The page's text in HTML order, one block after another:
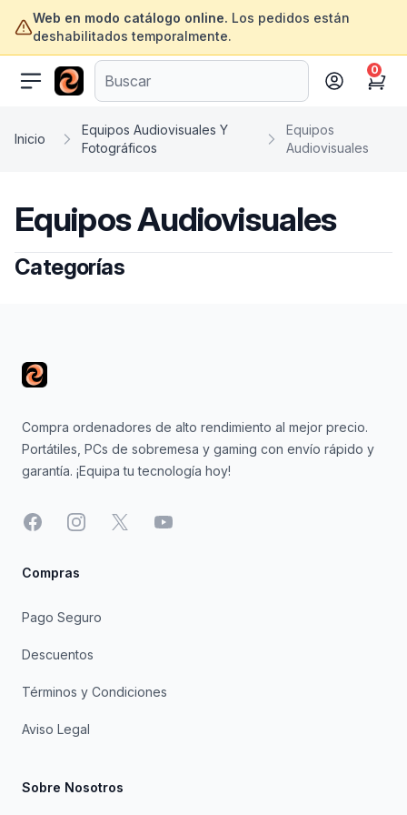
Web en modo catálogo online. Los pedidos están
deshabilitados temporalmente.
ofertasinformatica.com
Cart
0
Inicio
Equipos Audiovisuales Y
Fotográficos
Equipos
Audiovisuales
Equipos Audiovisuales
Categorías
Compra ordenadores de alto rendimiento al mejor precio.
Portátiles, PCs de sobremesa y gaming con envío rápido y
garantía. ¡Equipa tu tecnología hoy!
FacebookInstagram
X YouTube
Compras
Pago Seguro
Descuentos
Términos y Condiciones
Aviso Legal
Sobre Nosotros